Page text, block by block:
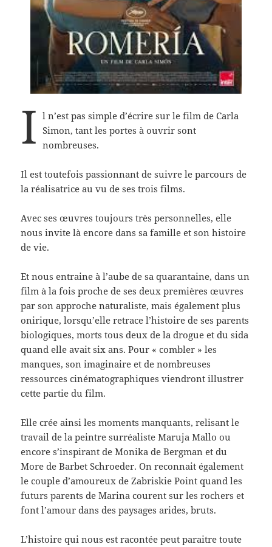
I l n’est pas simple d’écrire sur le film de Carla
Simon, tant les portes à ouvrir sont
nombreuses.
Il est toutefois passionnant de suivre le parcours de
la réalisatrice au vu de ses trois films.
Avec ses œuvres toujours très personnelles, elle
nous invite là encore dans sa famille et son histoire
de vie.
Et nous entraine à l’aube de sa quarantaine, dans un
film à la fois proche de ses deux premières œuvres
par son approche naturaliste, mais également plus
onirique, lorsqu’elle retrace l’histoire de ses parents
biologiques, morts tous deux de la drogue et du sida
quand elle avait six ans. Pour « combler » les
manques, son imaginaire et de nombreuses
ressources cinématographiques viendront illustrer
cette partie du film.
Elle crée ainsi les moments manquants, relisant le
travail de la peintre surréaliste Maruja Mallo ou
encore s’inspirant de Monika de Bergman et du
More de Barbet Schroeder. On reconnait également
le couple d’amoureux de Zabriskie Point quand les
futurs parents de Marina courent sur les rochers et
font l’amour dans des paysages arides, bruts.
L’histoire qui nous est racontée peut paraitre toute